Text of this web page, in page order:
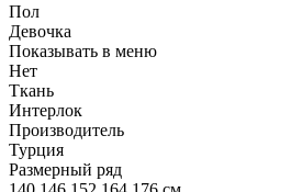
Пол
Девочка
Показывать в меню
Нет
Ткань
Интерлок
Производитель
Турция
Размерный ряд